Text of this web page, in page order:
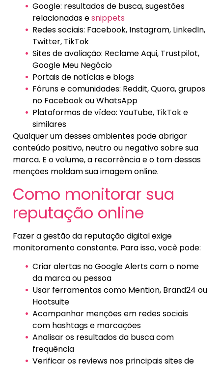
Google: resultados de busca, sugestões
relacionadas esnippets
Redes sociais: Facebook, Instagram, LinkedIn,
Twitter, TikTok
Sites de avaliação: Reclame Aqui, Trustpilot,
Google Meu Negócio
Portais de notícias e blogs
Fóruns e comunidades: Reddit, Quora, grupos
no Facebook ou WhatsApp
Plataformas de vídeo: YouTube, TikTok e
similares
Qualquer um desses ambientes pode abrigar
conteúdo positivo, neutro ou negativo sobre sua
marca. E o volume, a recorrência e o tom dessas
menções moldam sua imagem online.
Como monitorar sua
reputação online
Fazer a gestão da reputação digital exige
monitoramento constante. Para isso, você pode:
Criar alertas no Google Alerts com o nome
da marca ou pessoa
Usar ferramentas como Mention, Brand24 ou
Hootsuite
Acompanhar menções em redes sociais
com hashtags e marcações
Analisar os resultados da busca com
frequência
Verificar os reviews nos principais sites de